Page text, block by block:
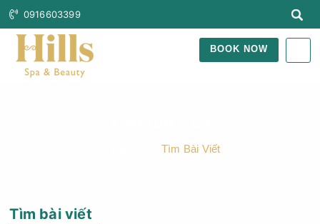
0916603399
BOOK NOW
Tìm Bài Viết
Tìm bài viết